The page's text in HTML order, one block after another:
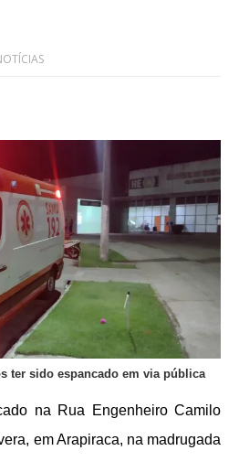
ter sido espancado em via pública
na Rua Engenheiro Camilo
em Arapiraca, na madrugada